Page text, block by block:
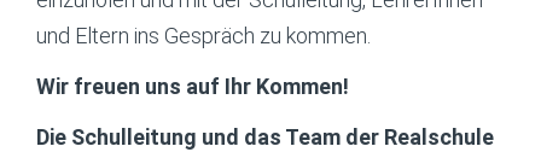
und Eltern ins Gespräch zu kommen.
Wir freuen uns auf Ihr Kommen!
Die Schulleitung und das Team der Realschule